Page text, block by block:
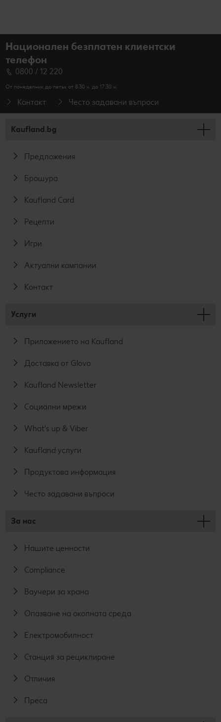
Национален безплатен клиентски
телефон
0800 / 12 220
От понеделник до петък от 8.30 ч. до 17.30 ч.
Контакт Често задавани въпроси
Kaufland.bg
Предложения
Брошура
Kaufland Card
Рецепти
Игри
Актуални кампании
Контакт
Услуги
Приложението на Kaufland
Доставка от Glovo
Kaufland Newsletter
Социални мрежи
What's up & Viber
Kaufland услуги
Продуктова информация
Често задавани въпроси
За нас
Нашите ценности
Compliance
Ваучери за храна
Опазване на околната среда
Електромобилност
Станция за рециклиране
Отличия
Преса